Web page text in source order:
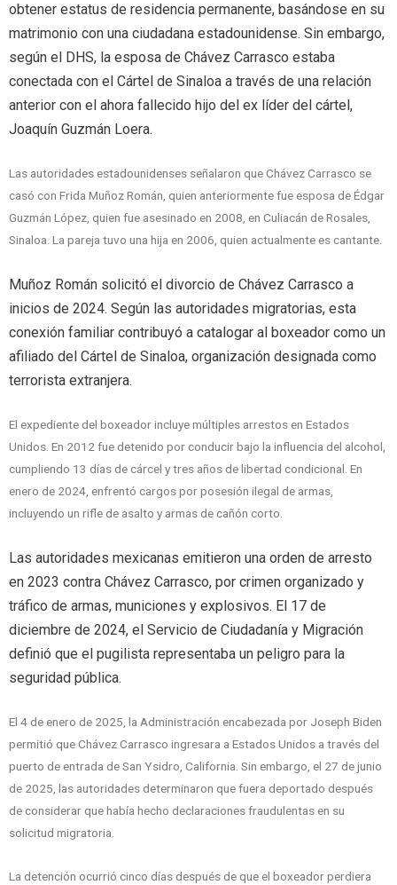
obtener estatus de residencia permanente, basándose en su
matrimonio con una ciudadana estadounidense. Sin embargo,
según el DHS, la esposa de Chávez Carrasco estaba
conectada con el Cártel de Sinaloa a través de una relación
anterior con el ahora fallecido hijo del ex líder del cártel,
Joaquín Guzmán Loera.
Las autoridades estadounidenses señalaron que Chávez Carrasco se
casó con Frida Muñoz Román, quien anteriormente fue esposa de Édgar
Guzmán López, quien fue asesinado en 2008, en Culiacán de Rosales,
Sinaloa. La pareja tuvo una hija en 2006, quien actualmente es cantante.
Muñoz Román solicitó el divorcio de Chávez Carrasco a
inicios de 2024. Según las autoridades migratorias, esta
conexión familiar contribuyó a catalogar al boxeador como un
afiliado del Cártel de Sinaloa, organización designada como
terrorista extranjera.
El expediente del boxeador incluye múltiples arrestos en Estados
Unidos. En 2012 fue detenido por conducir bajo la influencia del alcohol,
cumpliendo 13 días de cárcel y tres años de libertad condicional. En
enero de 2024, enfrentó cargos por posesión ilegal de armas,
incluyendo un rifle de asalto y armas de cañón corto.
Las autoridades mexicanas emitieron una orden de arresto
en 2023 contra Chávez Carrasco, por crimen organizado y
tráfico de armas, municiones y explosivos. El 17 de
diciembre de 2024, el Servicio de Ciudadanía y Migración
definió que el pugilista representaba un peligro para la
seguridad pública.
El 4 de enero de 2025, la Administración encabezada por Joseph Biden
permitió que Chávez Carrasco ingresara a Estados Unidos a través del
puerto de entrada de San Ysidro, California. Sin embargo, el 27 de junio
de 2025, las autoridades determinaron que fuera deportado después
de considerar que había hecho declaraciones fraudulentas en su
solicitud migratoria.
La detención ocurrió cinco días después de que el boxeador perdiera